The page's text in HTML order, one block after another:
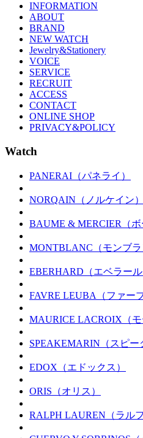
INFORMATION
ABOUT
BRAND
NEW WATCH
Jewelry&Stationery
VOICE
SERVICE
RECRUIT
ACCESS
CONTACT
ONLINE SHOP
PRIVACY&POLICY
Watch
PANERAI（パネライ）
NORQAIN（ノルケイン）
BAUME & MERCIER（ボ
MONTBLANC（モンブラ
EBERHARD（エベラール
FAVRE LEUBA（ファー
MAURICE LACROIX（モ
SPEAKEMARIN（スピー
EDOX（エドックス）
ORIS（オリス）
RALPH LAUREN（ラル